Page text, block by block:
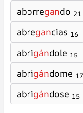
aborregando 21
abregancias 16
abrigándole 15
abrigándome 17
abrigándose 15